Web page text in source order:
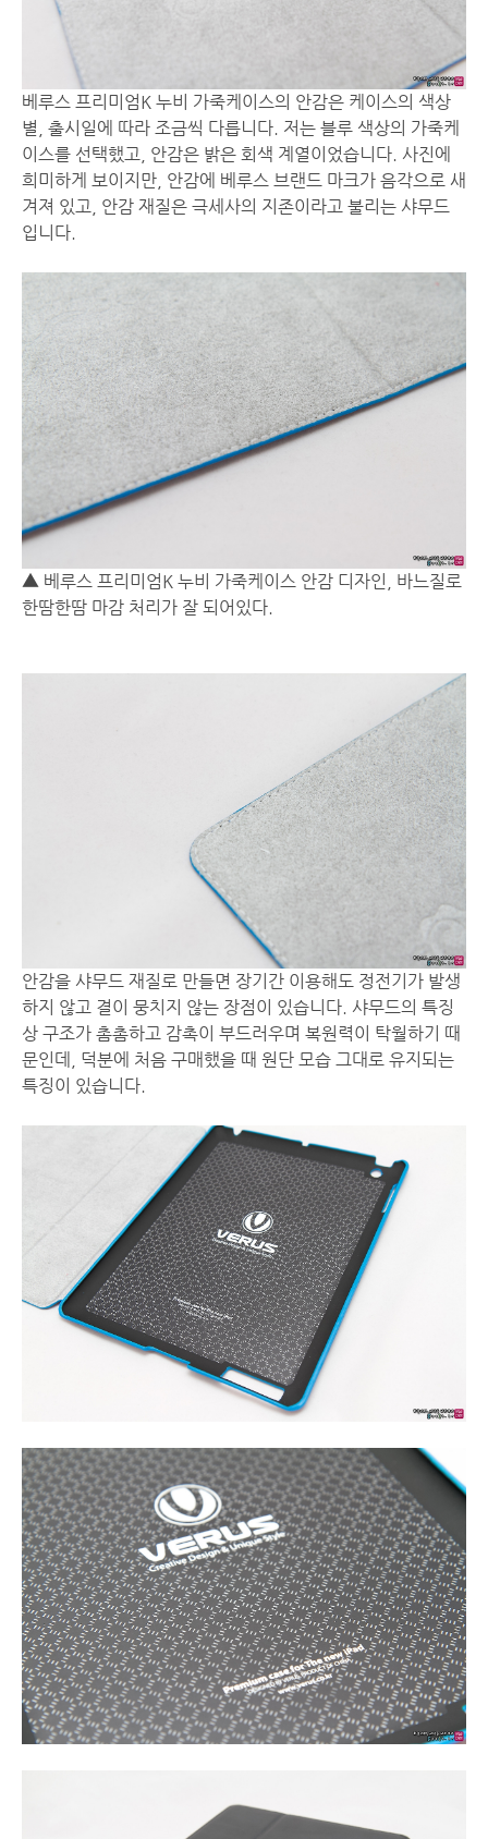
베루스 프리미엄K 누비 가죽케이스의 안감은 케이스의 색상
별, 출시일에 따라 조금씩 다릅니다. 저는 블루 색상의 가죽케
이스를 선택했고, 안감은 밝은 회색 계열이었습니다. 사진에
희미하게 보이지만, 안감에 베루스 브랜드 마크가 음각으로 새
겨져 있고, 안감 재질은 극세사의 지존이라고 불리는 샤무드
입니다.
▲ 베루스 프리미엄K 누비 가죽케이스 안감 디자인, 바느질로
한땀한땀 마감 처리가 잘 되어있다.
안감을 샤무드 재질로 만들면 장기간 이용해도 정전기가 발생
하지 않고 결이 뭉치지 않는 장점이 있습니다. 샤무드의 특징
상 구조가 촘촘하고 감촉이 부드러우며 복원력이 탁월하기 때
문인데, 덕분에 처음 구매했을 때 원단 모습 그대로 유지되는
특징이 있습니다.